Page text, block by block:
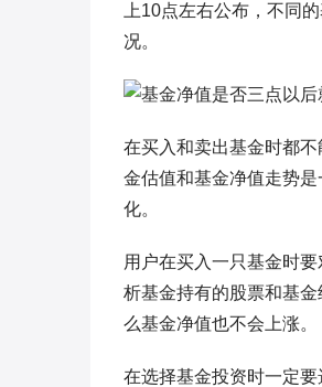
上10点左右公布，不同
况。
在买入和卖出基金时都
金估值和基金净值走势
化。
用户在买入一只基金时
析基金持有的股票和基
么基金净值也不会上涨。
在选择基金投资时一定